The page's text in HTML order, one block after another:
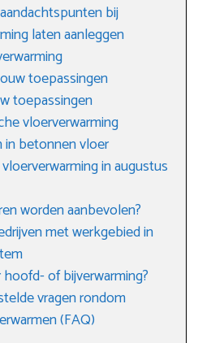
bij
laten aanleggen
toepassingen
toepassingen
vloerverwarming
in betonnen vloer
in augustus
worden aanbevolen?
met werkgebied in
of bijverwarming?
vragen rondom
(FAQ)